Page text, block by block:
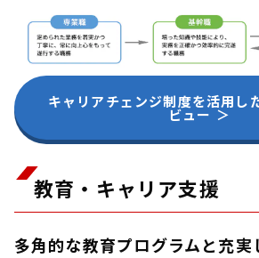
キャリアチェンジ制度を活用し
ビュー ＞
教育・キャリア支援
多角的な教育プログラムと充実